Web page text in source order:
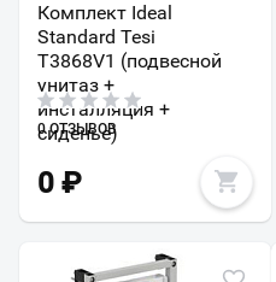
Комплект Ideal
Standard Tesi
T3868V1 (подвесной
унитаз +
инсталляция +
сиденье)
0 ОТЗЫВОВ
0 ₽